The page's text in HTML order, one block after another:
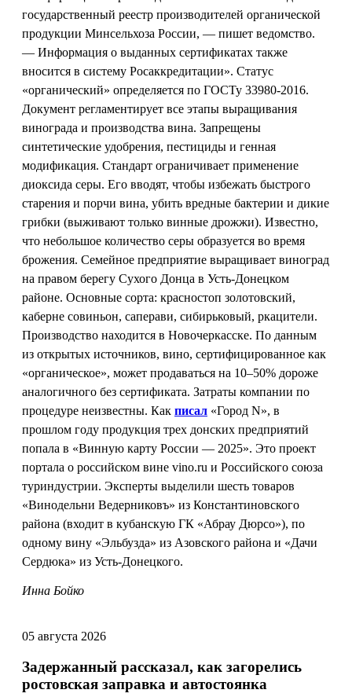
государственный реестр производителей органической
продукции Минсельхоза России, — пишет ведомство.
— Информация о выданных сертификатах также
вносится в систему Росаккредитации». Статус
«органический» определяется по ГОСТу 33980-2016.
Документ регламентирует все этапы выращивания
винограда и производства вина. Запрещены
синтетические удобрения, пестициды и генная
модификация. Стандарт ограничивает применение
диоксида серы. Его вводят, чтобы избежать быстрого
старения и порчи вина, убить вредные бактерии и дикие
грибки (выживают только винные дрожжи). Известно,
что небольшое количество серы образуется во время
брожения. Семейное предприятие выращивает виноград
на правом берегу Сухого Донца в Усть-Донецком
районе. Основные сорта: красностоп золотовский,
каберне совиньон, саперави, сибирьковый, ркацители.
Производство находится в Новочеркасске. По данным
из открытых источников, вино, сертифицированное как
«органическое», может продаваться на 10–50% дороже
аналогичного без сертификата. Затраты компании по
процедуре неизвестны. Как писал «Город N», в
прошлом году продукция трех донских предприятий
попала в «Винную карту России — 2025». Это проект
портала о российском вине vino.ru и Российского союза
туриндустрии. Эксперты выделили шесть товаров
«Винодельни Ведерниковъ» из Константиновского
района (входит в кубанскую ГК «Абрау Дюрсо»), по
одному вину «Эльбузда» из Азовского района и «Дачи
Сердюка» из Усть-Донецкого.
Инна Бойко
05 августа 2026
Задержанный рассказал, как загорелись
ростовская заправка и автостоянка